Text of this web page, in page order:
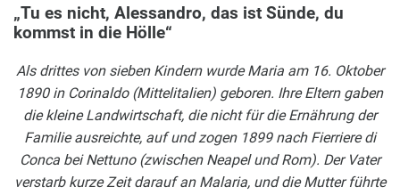
„Tu es nicht, Alessandro, das ist Sünde, du
kommst in die Hölle“
Als drittes von sieben Kindern wurde Maria am 16. Oktober
1890 in Corinaldo (Mittelitalien) geboren. Ihre Eltern gaben
die kleine Landwirtschaft, die nicht für die Ernährung der
Familie ausreichte, auf und zogen 1899 nach Fierriere di
Conca bei Nettuno (zwischen Neapel und Rom). Der Vater
verstarb kurze Zeit darauf an Malaria, und die Mutter führte